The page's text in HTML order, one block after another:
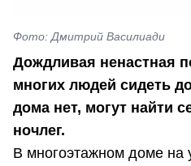
Фото: Дмитрий Василиади
Дождливая ненастная
многих людей сидеть
дома нет, могут найти
ночлег.
В многоэтажном доме на